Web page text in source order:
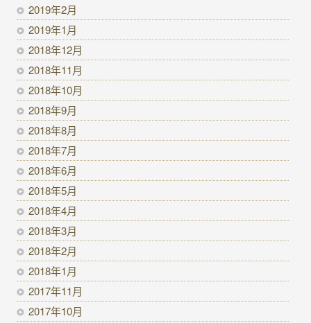
2019年2月
2019年1月
2018年12月
2018年11月
2018年10月
2018年9月
2018年8月
2018年7月
2018年6月
2018年5月
2018年4月
2018年3月
2018年2月
2018年1月
2017年11月
2017年10月